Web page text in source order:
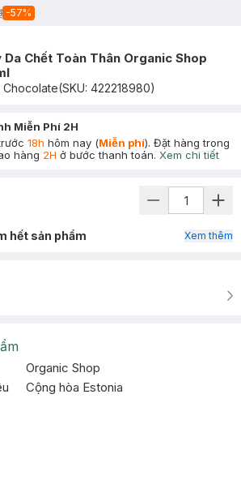
-57%
Chết Toàn Thân Organic Shop
(SKU: 422218980)
Miễn Phí 2H
18h hôm nay (Miễn phí). Đặt hàng trong
hàng 2H ở bước thanh toán. Xem chi tiết
hết sản phẩm Xem thêm
Organic Shop
Cộng hòa Estonia